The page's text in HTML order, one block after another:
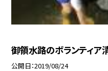
御領水路のボランティア
公開日 2019/08/24